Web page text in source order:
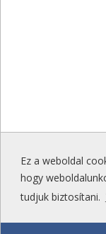
Ez a weboldal
hogy
tudjuk biztosítani.